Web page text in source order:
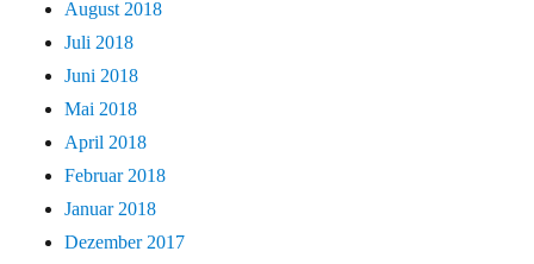
August 2018
Juli 2018
Juni 2018
Mai 2018
April 2018
Februar 2018
Januar 2018
Dezember 2017